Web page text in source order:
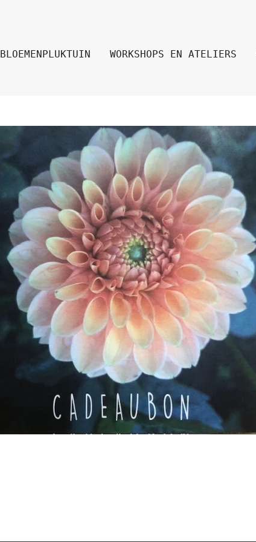
BLOEMENPLUKTUIN WORKSHOPS EN ATELIERS